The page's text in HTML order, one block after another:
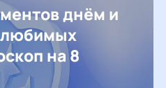
днём и
на 8